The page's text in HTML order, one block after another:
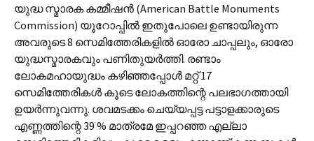
യുദ്ധ സ്മാരക കമ്മീഷന്‍ (American Battle Monuments
Commission) യൂറോപ്പില്‍ ഇതുപോലെ ഉണ്ടായിരുന്ന
അവരുടെ 8 സെമിത്തേരികളില്‍ ഓരോ ചാപ്പലും, ഓരോ
യുദ്ധസ്മാരകവും പണിതുയര്‍ത്തി. രണ്ടാം
ലോകമഹായുദ്ധം കഴിഞ്ഞപ്പോള്‍ മറ്റ് 17
സെമിത്തേരികള്‍ കൂടെ ലോകത്തിന്റെ പലഭാഗത്തായി
ഉയര്‍ന്നുവന്നു. ശവമടക്കം ചെയ്യപ്പട്ട പട്ടാളക്കാരുടെ
എണ്ണത്തിന്റെ 39 % മാത്രമേ ഇപ്പറഞ്ഞ എല്ലാ